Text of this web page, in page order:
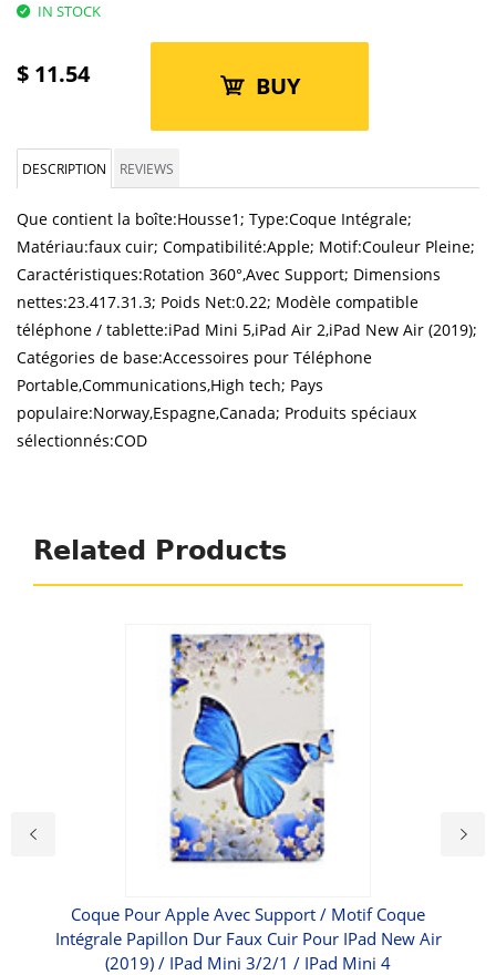
IN STOCK
$ 11.54 BUY
DESCRIPTION REVIEWS
Que contient la boîte:Housse1; Type:Coque Intégrale;
Matériau:faux cuir; Compatibilité:Apple; Motif:Couleur Pleine;
Caractéristiques:Rotation 360°,Avec Support; Dimensions
nettes:23.417.31.3; Poids Net:0.22; Modèle compatible
téléphone / tablette:iPad Mini 5,iPad Air 2,iPad New Air (2019);
Catégories de base:Accessoires pour Téléphone
Portable,Communications,High tech; Pays
populaire:Norway,Espagne,Canada; Produits spéciaux
sélectionnés:COD
Related Products
Coque Pour Apple Avec Support / Motif Coque
Intégrale Papillon Dur Faux Cuir Pour IPad New Air
(2019) / IPad Mini 3/2/1 / IPad Mini 4